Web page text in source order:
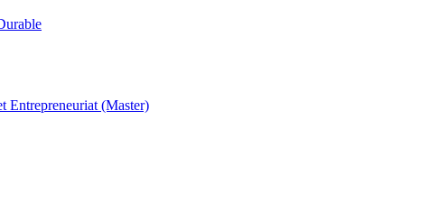
Entrepreneuriat (Master)